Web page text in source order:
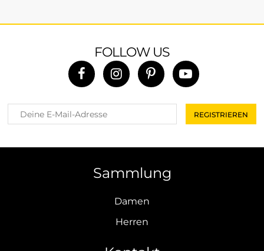
FOLLOW US
Sammlung
Damen
Herren